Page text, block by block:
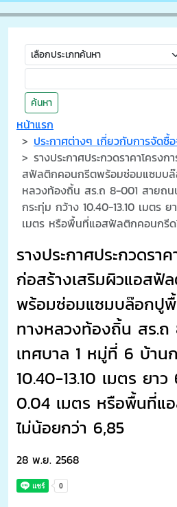
ค้นหา
หน้าแรก
ประกาศต่างๆ เกี่ยวกับการจัด
รางประกาศประกวดราคาโครง
สฟัลติกคอนกรีตพร้อมซ่อมแซมบล๊
หลวงท้องถิ้น สร.ถ 8-001 สายถ
กระทุ่ม กว้าง 10.40-13.10 เมตร
เมตร หรือพื้นที่แอสฟัลติกคอนกรีด
รางประกาศประกวดรา
ก่อสร้างเสริมผิวแอสฟั
พร้อมซ่อมแซมบล๊อกปู
ทางหลวงท้องถิ้น สร.
เทศบาล 1 หมู่ที่ 6 บ้าน
10.40-13.10 เมตร ยา
0.04 เมตร หรือพื้นที่แ
ไม่น้อยกว่า 6,85
28 พ.ย. 2568